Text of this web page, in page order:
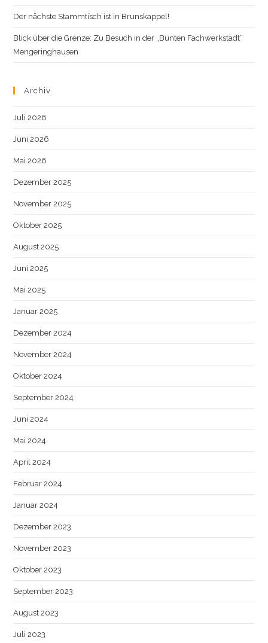
Der nächste Stammtisch ist in Brunskappel!
Blick über die Grenze: Zu Besuch in der „Bunten Fachwerkstadt“
Mengeringhausen
Archiv
Juli 2026
Juni 2026
Mai 2026
Dezember 2025
November 2025
Oktober 2025
August 2025
Juni 2025
Mai 2025
Januar 2025
Dezember 2024
November 2024
Oktober 2024
September 2024
Juni 2024
Mai 2024
April 2024
Februar 2024
Januar 2024
Dezember 2023
November 2023
Oktober 2023
September 2023
August 2023
Juli 2023